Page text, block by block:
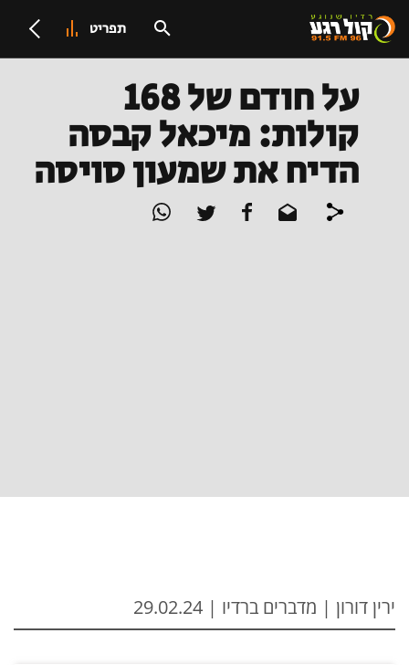
תפריט
על חודם של 168
קולות: מיכאל קבסה
הדיח את שמעון סויסה
ירין דורון | מדברים ברדיו | 29.02.24